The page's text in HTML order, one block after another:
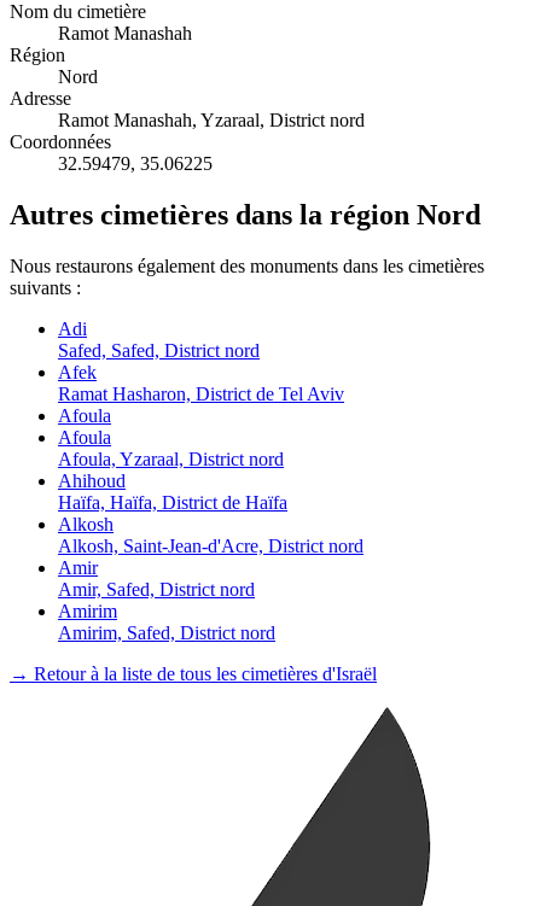
Nom du cimetière
Ramot Manashah
Région
Nord
Adresse
Ramot Manashah, Yzaraal, District nord
Coordonnées
32.59479, 35.06225
Autres cimetières dans la région Nord
Nous restaurons également des monuments dans les cimetières
suivants :
Adi
Safed, Safed, District nord
Afek
Ramat Hasharon, District de Tel Aviv
Afoula
Afoula
Afoula, Yzaraal, District nord
Ahihoud
Haïfa, Haïfa, District de Haïfa
Alkosh
Alkosh, Saint-Jean-d'Acre, District nord
Amir
Amir, Safed, District nord
Amirim
Amirim, Safed, District nord
→ Retour à la liste de tous les cimetières d'Israël